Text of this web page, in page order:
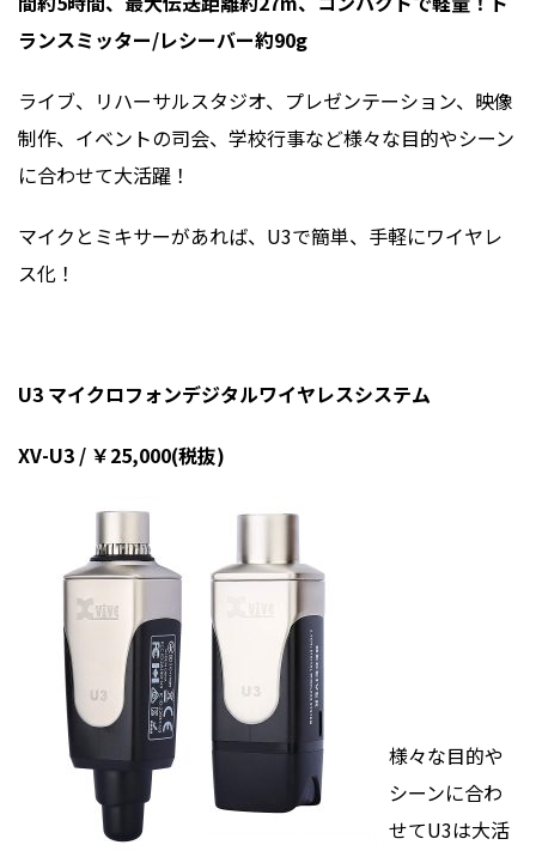
ランスミッター/レシーバー約90g
ライブ、リハーサルスタジオ、プレゼンテーション、映像
制作、イベントの司会、学校行事など様々な目的やシーン
に合わせて大活躍！
マイクとミキサーがあれば、U3で簡単、手軽にワイヤレ
ス化！
U3 マイクロフォンデジタルワイヤレスシステム
XV-U3 / ￥25,000(税抜)
様々な目的や
シーンに合わ
せてU3は大活